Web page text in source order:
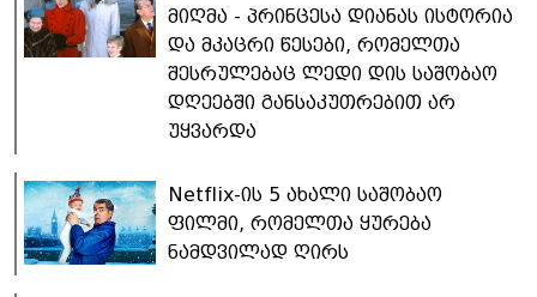
მიღმა - პრინცესა დიანას ისტორია
და მკაცრი წესები, რომელთა
შესრულებაც ლედი დის საშობაო
დღეებში განსაკუთრებით არ
უყვარდა
Netflix-ის 5 ახალი საშობაო
ფილმი, რომელთა ყურება
ნამდვილად ღირს